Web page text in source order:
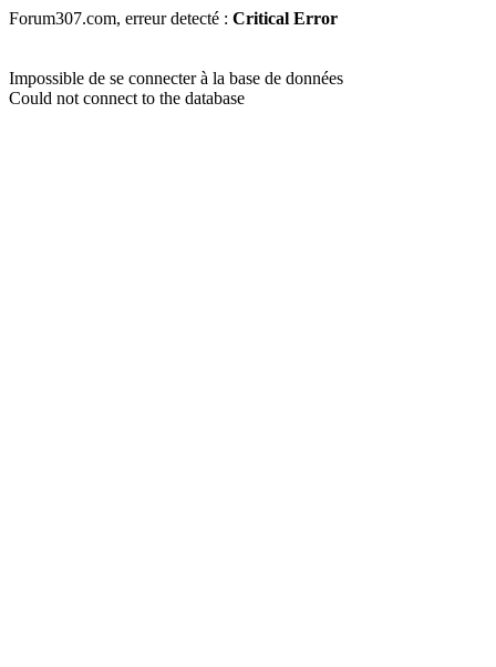
Forum307.com, erreur detecté : Critical Error
Impossible de se connecter à la base de données
Could not connect to the database